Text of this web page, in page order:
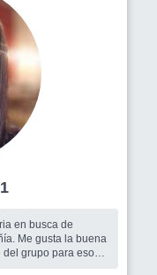
en busca de
Me gusta la buena
para esos